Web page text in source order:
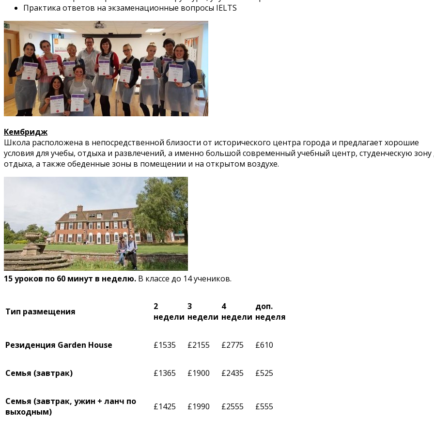
Практика ответов на экзаменационные вопросы IELTS
Кембридж
Школа расположена в непосредственной близости от исторического центра города и предлагает хорошие
условия для учебы, отдыха и развлечений, а именно большой современный учебный центр, студенческую зону
отдыха, а также обеденные зоны в помещении и на открытом воздухе.
15 уроков по 60 минут в неделю. В классе до 14 учеников.
Тип размещения
2
недели
3
недели
4
недели
доп.
неделя
Резиденция Garden House £1535 £2155 £2775 £610
Семья (завтрак) £1365 £1900 £2435 £525
Семья (завтрак, ужин + ланч по
выходным)
£1425 £1990 £2555 £555